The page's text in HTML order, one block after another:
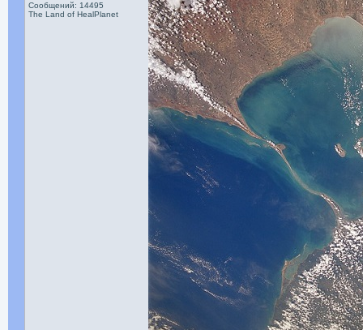
Сообщений: 14495
The Land of HealPlanet